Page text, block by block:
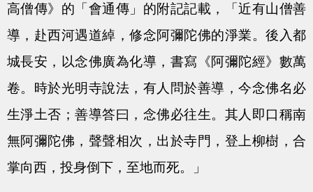
高僧傳》的「會通傳」的附記記載，「近有山僧善
導，赴西河遇道綽，修念阿彌陀佛的淨業。後入都
城長安，以念佛廣為化導，書寫《阿彌陀經》數萬
卷。時於光明寺說法，有人問於善導，今念佛名必
生淨土否；善導答曰，念佛必往生。其人即口稱南
無阿彌陀佛，聲聲相次，出於寺門，登上柳樹，合
掌向西，投身倒下，至地而死。」